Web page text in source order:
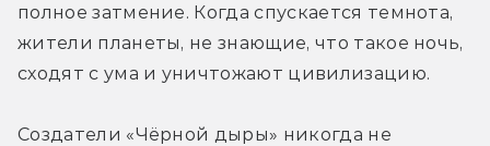
полное затмение. Когда спускается темнота,
жители планеты, не знающие, что такое ночь,
сходят с ума и уничтожают цивилизацию.
Создатели «Чёрной дыры» никогда не